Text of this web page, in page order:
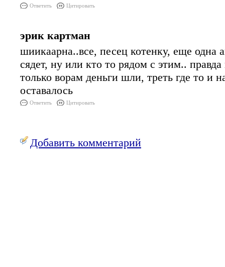
Ответить Цитировать
эрик картман
шиикаарна..все, песец котенку, еще одна
сядет, ну или кто то рядом с этим..
только ворам деньги шли, треть где то и
оставалось
Ответить Цитировать
Добавить комментарий